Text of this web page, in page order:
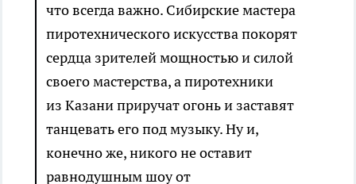
что всегда важно. Сибирские мастера
пиротехнического искусства покорят
сердца зрителей мощностью и силой
своего мастерства, а пиротехники
из Казани приручат огонь и заставят
танцевать его под музыку. Ну и,
конечно же, никого не оставит
равнодушным шоу от